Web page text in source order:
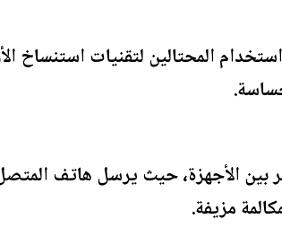
المحتالين لتقنيات استنساخ
الأجهزة، حيث يرسل هاتف
مزيفة.